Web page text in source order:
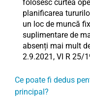
folosesc curtea
planificarea
un loc de muncă
suplimentare de
absenți mai mult
2.9.2021, VI R 25/
Ce poate fi dedus
principal?